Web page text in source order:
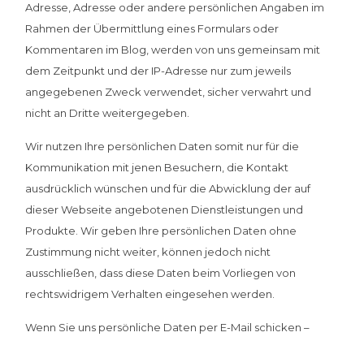
Adresse, Adresse oder andere persönlichen Angaben im
Rahmen der Übermittlung eines Formulars oder
Kommentaren im Blog, werden von uns gemeinsam mit
dem Zeitpunkt und der IP-Adresse nur zum jeweils
angegebenen Zweck verwendet, sicher verwahrt und
nicht an Dritte weitergegeben.
Wir nutzen Ihre persönlichen Daten somit nur für die
Kommunikation mit jenen Besuchern, die Kontakt
ausdrücklich wünschen und für die Abwicklung der auf
dieser Webseite angebotenen Dienstleistungen und
Produkte. Wir geben Ihre persönlichen Daten ohne
Zustimmung nicht weiter, können jedoch nicht
ausschließen, dass diese Daten beim Vorliegen von
rechtswidrigem Verhalten eingesehen werden.
Wenn Sie uns persönliche Daten per E-Mail schicken –